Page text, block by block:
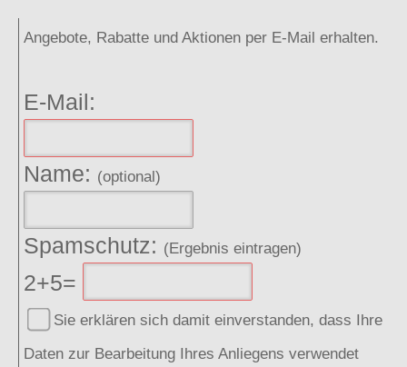
Angebote, Rabatte und Aktionen per E-Mail erhalten.
E-Mail:
Name: (optional)
Spamschutz: (Ergebnis eintragen)
2+5=
Sie erklären sich damit einverstanden, dass Ihre
Daten zur Bearbeitung Ihres Anliegens verwendet